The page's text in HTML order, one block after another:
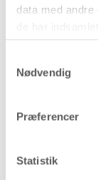
data med
Nødvendig
Præferencer
Statistik
Mulige
Vægspejl
Sminkebord